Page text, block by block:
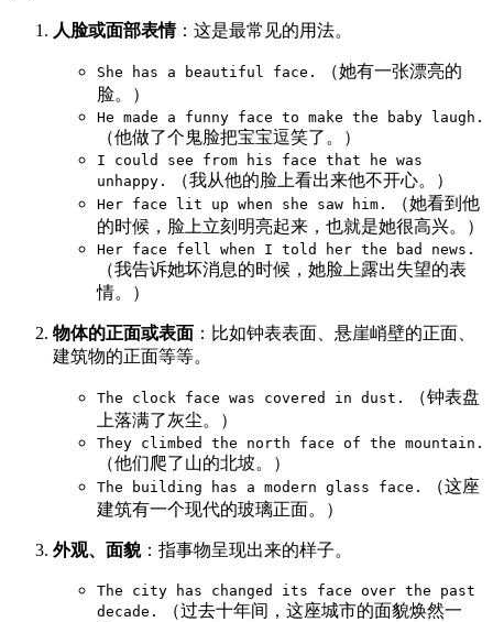
人脸或面部表情：这是最常见的用法。
She has a beautiful face.
（她有一张漂亮的
脸。）
He made a funny face to make the baby laugh.
（他做了个鬼脸把宝宝逗笑了。）
I could see from his face that he was
unhappy.
（我从他的脸上看出来他不开心。）
Her face lit up when she saw him.
（她看到他
的时候，脸上立刻明亮起来，也就是她很高兴。）
Her face fell when I told her the bad news.
（我告诉她坏消息的时候，她脸上露出失望的表
情。）
物体的正面或表面 ：比如钟表表面、悬崖峭壁的正面、
建筑物的正面等等。
The clock face was covered in dust.
（钟表盘
上落满了灰尘。）
They climbed the north face of the mountain.
（他们爬了山的北坡。）
The building has a modern glass face.
（这座
建筑有一个现代的玻璃正面。）
外观、面貌：指事物呈现出来的样子。
The city has changed its face over the past
decade.
（过去十年间，这座城市的面貌焕然一